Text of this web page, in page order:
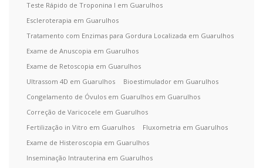
Teste Rápido de Troponina I em Guarulhos
Escleroterapia em Guarulhos
Tratamento com Enzimas para Gordura Localizada em Guarulhos
Exame de Anuscopia em Guarulhos
Exame de Retoscopia em Guarulhos
Ultrassom 4D em Guarulhos
Bioestimulador em Guarulhos
Congelamento de Óvulos em Guarulhos em Guarulhos
Correção de Varicocele em Guarulhos
Fertilização in Vitro em Guarulhos
Fluxometria em Guarulhos
Exame de Histeroscopia em Guarulhos
Inseminação Intrauterina em Guarulhos